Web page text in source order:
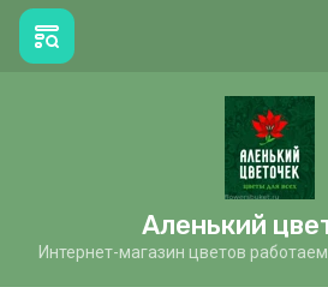
Аленький
Интернет-магазин цветов